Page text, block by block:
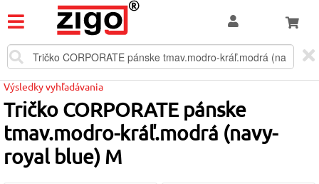
Výsledky vyhľadávania
Tričko CORPORATE pánske
tmav.modro-kráľ.modrá (navy-
royal blue) M